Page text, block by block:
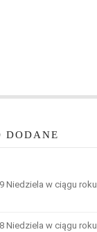
DODANE
Niedziela w ciągu roku
Niedziela w ciągu roku